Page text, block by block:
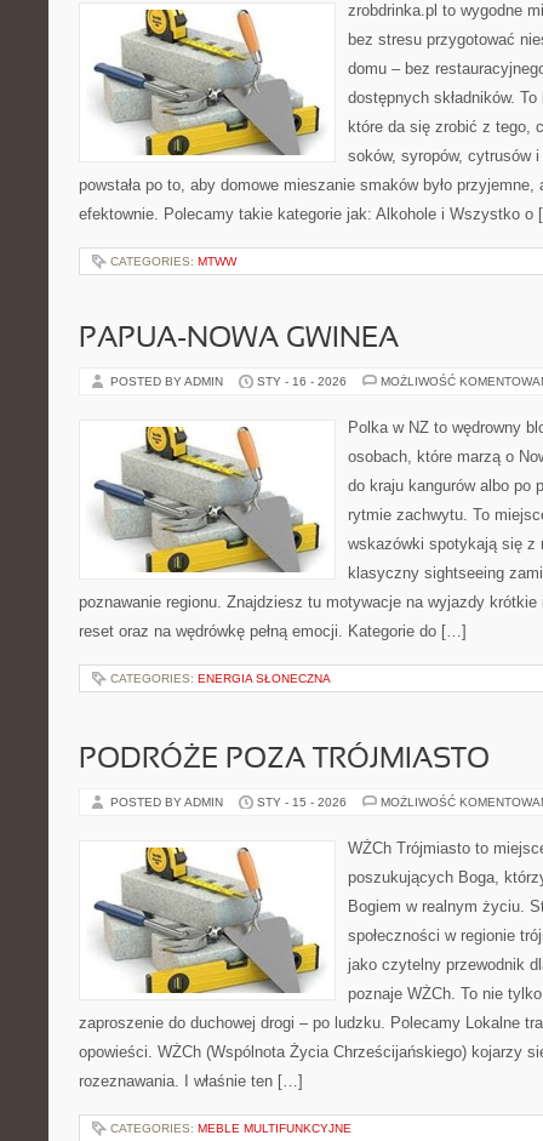
zrobdrinka.pl to wygodne
bez stresu przygotować
domu – bez
dostępnych składników.
które da się zrobić z tego,
soków, syropów, cytrusów
powstała po to, aby domowe mieszanie smaków było przyjemne,
efektownie. Polecamy takie kategorie jak: Alkohole i Wszystko
CATEGORIES: MTWW
PAPUA-NOWA GWINEA
POSTED BY ADMIN STY - 16 - 2026 MOŻLIWOŚĆ
Polka w NZ to wędrowny
osobach, które marzą o
do kraju kangurów albo po
rytmie zachwytu. To
wskazówki spotykają się z
klasyczny sightseeing
poznawanie regionu. Znajdziesz tu motywacje na wyjazdy krótkie
reset oraz na wędrówkę pełną emocji. Kategorie do […]
CATEGORIES: ENERGIA SŁONECZNA
PODRÓŻE POZA TRÓJMIASTO
POSTED BY ADMIN STY - 15 - 2026 MOŻLIWOŚĆ
WŻCh Trójmiasto to
poszukujących Boga,
Bogiem w realnym życiu.
społeczności w regionie
jako czytelny przewodnik
poznaje WŻCh. To nie
zaproszenie do duchowej drogi – po ludzku. Polecamy Lokalne
opowieści. WŻCh (Wspólnota Życia Chrześcijańskiego) kojarzy
rozeznawania. I właśnie ten […]
CATEGORIES: MEBLE MULTIFUNKCYJNE